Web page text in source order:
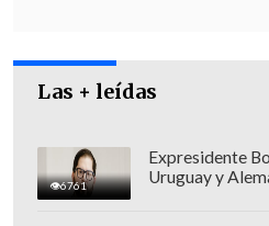
Las + leídas
6761
Expresidente
Uruguay y